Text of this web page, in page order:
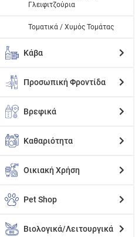
Γλειφιτζούρια
Τοματικά / Χυμός Τομάτας
Κάβα
Προσωπική Φροντίδα
Βρεφικά
Καθαριότητα
Οικιακή Χρήση
Pet Shop
Βιολογικά/Λειτουργικά